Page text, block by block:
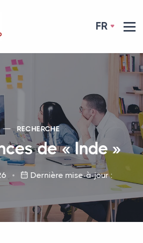
FR
RECHERCHE
de « Inde »
Dernière mise-à-jour :